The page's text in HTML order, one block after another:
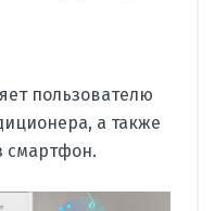
пользователю
а также
смартфон.